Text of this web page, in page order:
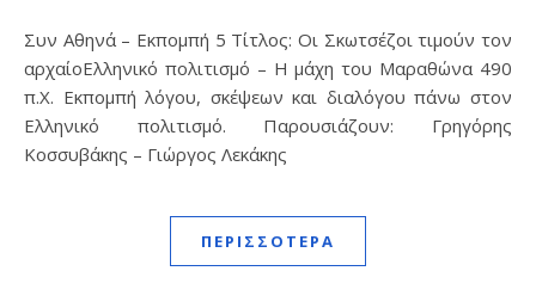
Συν Αθηνά – Εκπομπή 5 Τίτλος: Οι Σκωτσέζοι τιμούν τον
αρχαίοΕλληνικό πολιτισμό – Η μάχη του Μαραθώνα 490
π.Χ. Εκπομπή λόγου, σκέψεων και διαλόγου πάνω στον
Ελληνικό πολιτισμό. Παρουσιάζουν: Γρηγόρης
Κοσσυβάκης – Γιώργος Λεκάκης
ΠΕΡΙΣΣΌΤΕΡΑ